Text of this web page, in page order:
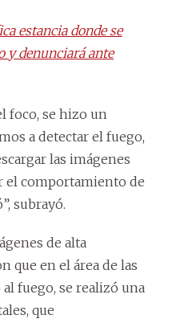
estancia donde se
y denunciará ante
foco, se hizo un
a detectar el fuego,
las imágenes
el comportamiento de
subrayó.
de alta
que en el área de las
fuego, se realizó una
que